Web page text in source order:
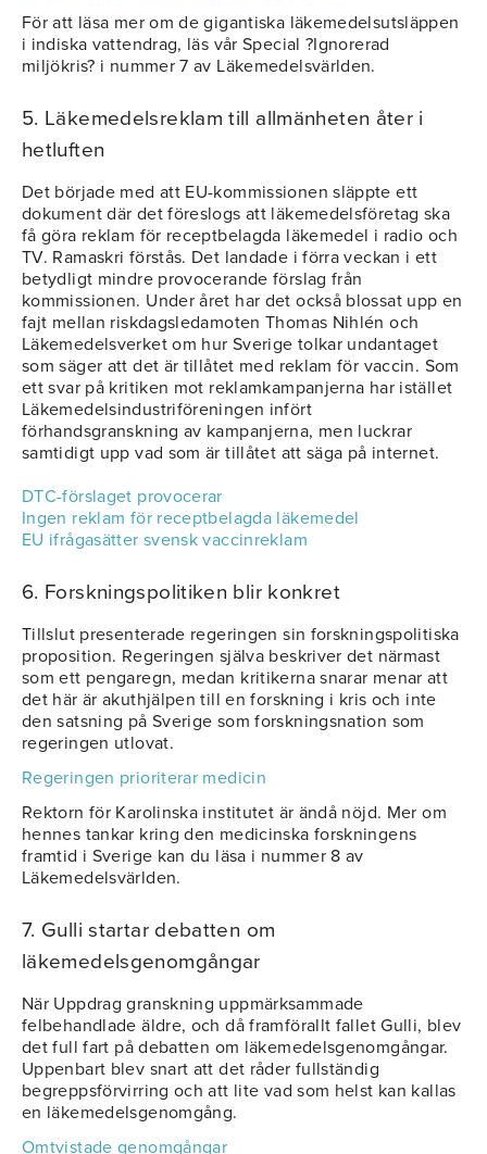
För att läsa mer om de gigantiska läkemedelsutsläppen
i indiska vattendrag, läs vår Special ?Ignorerad
miljökris? i nummer 7 av Läkemedelsvärlden.
5. Läkemedelsreklam till allmänheten åter i
hetluften
Det började med att EU-kommissionen släppte ett
dokument där det föreslogs att läkemedelsföretag ska
få göra reklam för receptbelagda läkemedel i radio och
TV. Ramaskri förstås. Det landade i förra veckan i ett
betydligt mindre provocerande förslag från
kommissionen. Under året har det också blossat upp en
fajt mellan riskdagsledamoten Thomas Nihlén och
Läkemedelsverket om hur Sverige tolkar undantaget
som säger att det är tillåtet med reklam för vaccin. Som
ett svar på kritiken mot reklamkampanjerna har istället
Läkemedelsindustriföreningen infört
förhandsgranskning av kampanjerna, men luckrar
samtidigt upp vad som är tillåtet att säga på internet.
DTC-förslaget provocerar
Ingen reklam för receptbelagda läkemedel
EU ifrågasätter svensk vaccinreklam
6. Forskningspolitiken blir konkret
Tillslut presenterade regeringen sin forskningspolitiska
proposition. Regeringen själva beskriver det närmast
som ett pengaregn, medan kritikerna snarar menar att
det här är akuthjälpen till en forskning i kris och inte
den satsning på Sverige som forskningsnation som
regeringen utlovat.
Regeringen prioriterar medicin
Rektorn för Karolinska institutet är ändå nöjd. Mer om
hennes tankar kring den medicinska forskningens
framtid i Sverige kan du läsa i nummer 8 av
Läkemedelsvärlden.
7. Gulli startar debatten om
läkemedelsgenomgångar
När Uppdrag granskning uppmärksammade
felbehandlade äldre, och då framförallt fallet Gulli, blev
det full fart på debatten om läkemedelsgenomgångar.
Uppenbart blev snart att det råder fullständig
begreppsförvirring och att lite vad som helst kan kallas
en läkemedelsgenomgång.
Omtvistade genomgångar